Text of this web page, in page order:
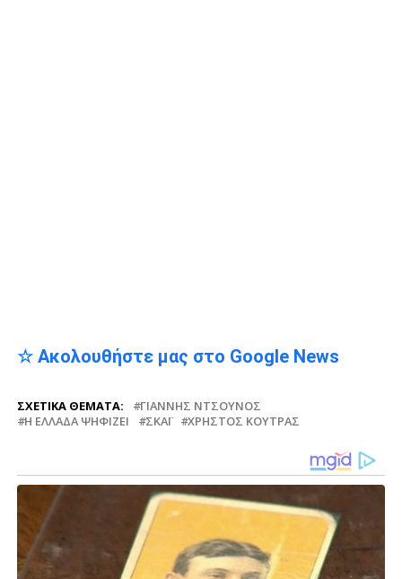
☆ Ακολουθήστε μας στο Google News
ΣΧΕΤΙΚΆ ΘΈΜΑΤΑ:
ΓΙΆΝΝΗΣ ΝΤΣΟΎΝΟΣ
Η ΕΛΛΆΔΑ ΨΗΦΊΖΕΙ
ΣΚΑΪ ΧΡΉΣΤΟΣ ΚΟΎΤΡΑΣ